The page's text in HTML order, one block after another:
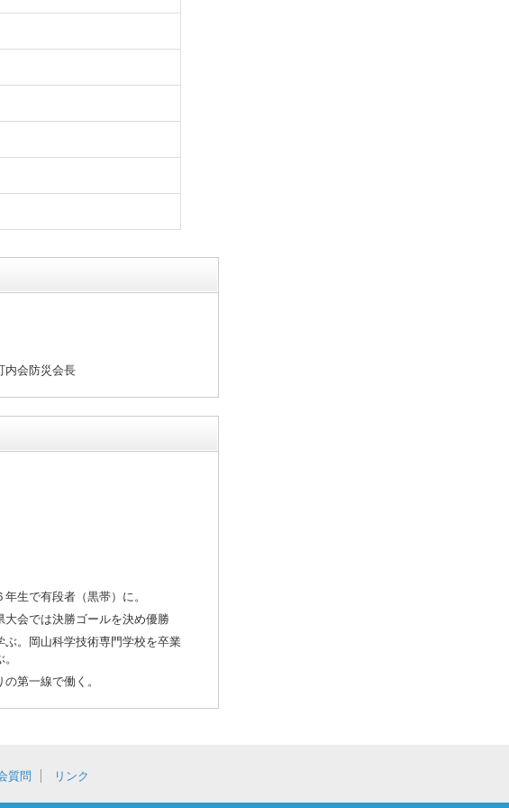
内会防災会長
生で有段者（黒帯）に。
会では決勝ゴールを決め優勝
。岡山科学技術専門学校を卒業
第一線で働く。
質問 リンク